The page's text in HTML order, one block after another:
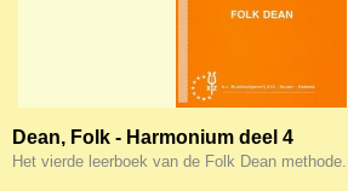
Dean, Folk - Harmonium deel 4
Het vierde leerboek van de Folk Dean